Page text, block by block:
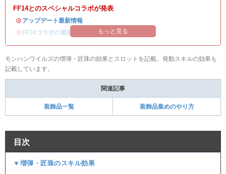
FF14とのスペシャルコラボが発表
・ アップデート最新情報
・ FF14コラボの最新情報 オメガ・プラネテス攻略
もっと見る
モンハンワイルズの増弾・匠珠の効果とスロットを記載。発動スキルの効果も
記載しています。
関連記事
装飾品一覧 装飾品集めのやり方
目次
▼増弾・匠珠のスキル効果